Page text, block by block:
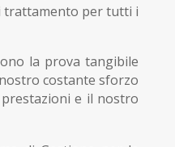
trattamento per tutti i
la prova tangibile
costante sforzo
e il nostro